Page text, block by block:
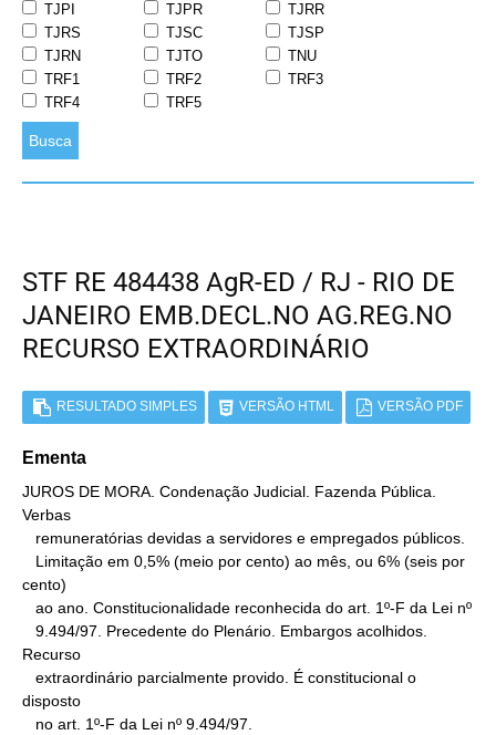
TJPI
TJPR
TJRR
TJRS
TJSC
TJSP
TJRN
TJTO
TNU
TRF1
TRF2
TRF3
TRF4
TRF5
Busca
STF RE 484438 AgR-ED / RJ - RIO DE
JANEIRO EMB.DECL.NO AG.REG.NO
RECURSO EXTRAORDINÁRIO
RESULTADO SIMPLES VERSÃO HTML VERSÃO PDF
Ementa
JUROS DE MORA. Condenação Judicial. Fazenda Pública.
Verbas
cento)
Recurso
disposto
   no art. 1º-F da Lei nº 9.494/97.